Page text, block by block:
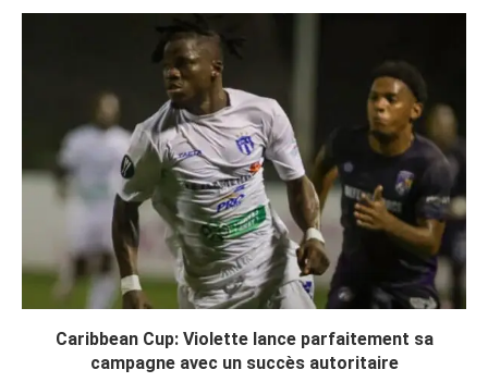
Caribbean Cup: Violette lance parfaitement sa
campagne avec un succès autoritaire